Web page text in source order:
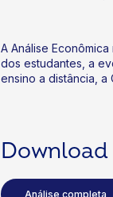
A Análise
dos estudantes, a
ensino a distância,
Download
Análise completa